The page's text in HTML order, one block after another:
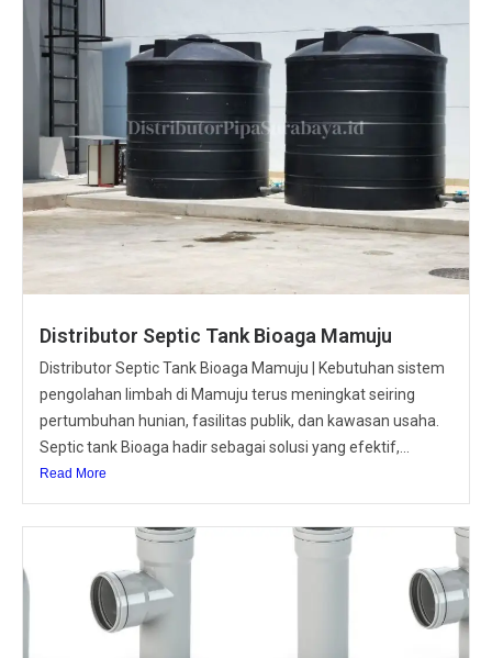
Distributor Septic Tank Bioaga Mamuju
Distributor Septic Tank Bioaga Mamuju | Kebutuhan sistem
pengolahan limbah di Mamuju terus meningkat seiring
pertumbuhan hunian, fasilitas publik, dan kawasan usaha.
Septic tank Bioaga hadir sebagai solusi yang efektif,...
Read More